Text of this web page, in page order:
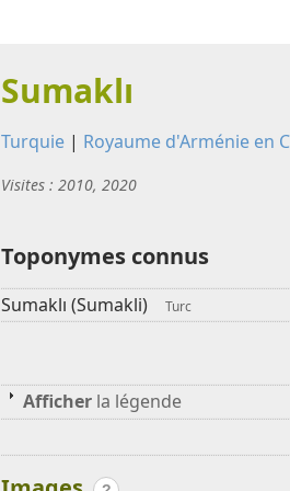
Sumaklı
Turquie | Royaume d'Arménie en
Visites : 2010, 2020
Toponymes connus
Sumaklı (Sumakli) Turc
Afficher la légende